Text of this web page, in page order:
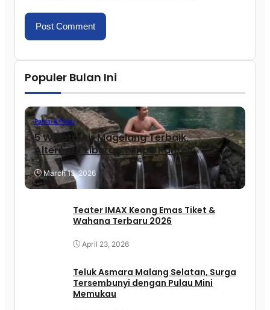
Populer Bulan Ini
Pantai & Pulau
5 Wisata Air Magelang Terbaik,
Alternatif Liburan Tanpa Pantai!
March 13, 2026
Teater IMAX Keong Emas Tiket &
Wahana Terbaru 2026
April 23, 2026
Teluk Asmara Malang Selatan, Surga
Tersembunyi dengan Pulau Mini
Memukau